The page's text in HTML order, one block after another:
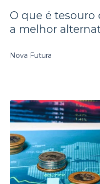
O que é tesouro
a melhor
Nova Futura